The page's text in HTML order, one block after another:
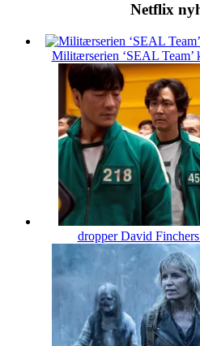
Netflix
Militærserien ‘SEAL
dropper David